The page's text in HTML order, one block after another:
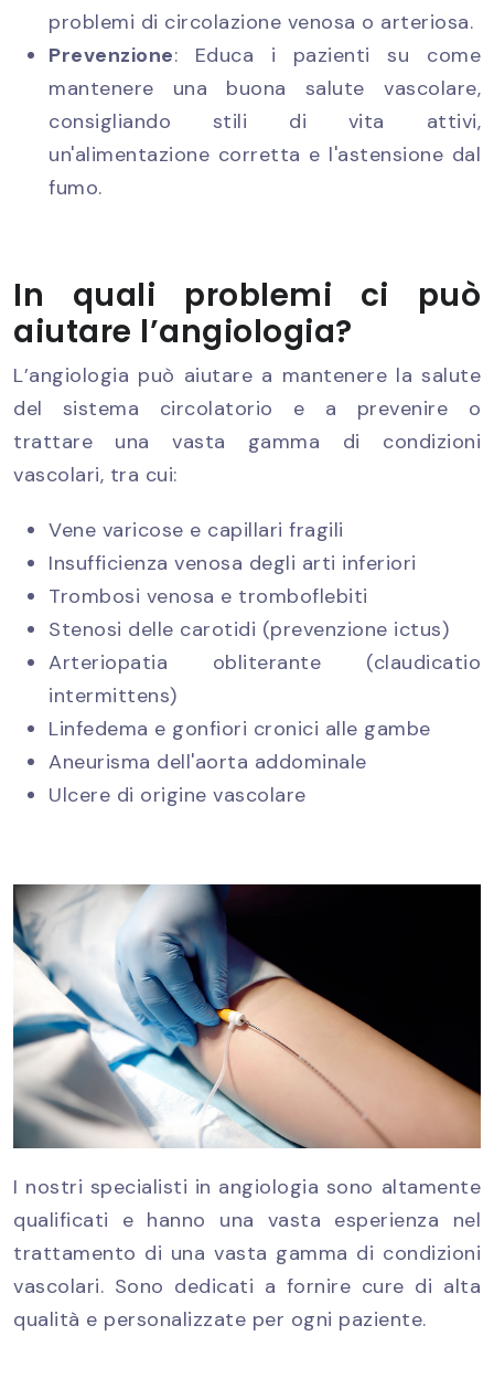
problemi di circolazione venosa o arteriosa.
Prevenzione: Educa i pazienti su come
mantenere una buona salute vascolare,
consigliando stili di vita attivi,
un'alimentazione corretta e l'astensione dal
fumo.
In quali problemi ci può
aiutare l’angiologia?
L’angiologia può aiutare a mantenere la salute
del sistema circolatorio e a prevenire o
trattare una vasta gamma di condizioni
vascolari, tra cui:
Vene varicose e capillari fragili
Insufficienza venosa degli arti inferiori
Trombosi venosa e tromboflebiti
Stenosi delle carotidi (prevenzione ictus)
Arteriopatia obliterante (claudicatio
intermittens)
Linfedema e gonfiori cronici alle gambe
Aneurisma dell'aorta addominale
Ulcere di origine vascolare
I nostri specialisti in angiologia sono altamente
qualificati e hanno una vasta esperienza nel
trattamento di una vasta gamma di condizioni
vascolari. Sono dedicati a fornire cure di alta
qualità e personalizzate per ogni paziente.